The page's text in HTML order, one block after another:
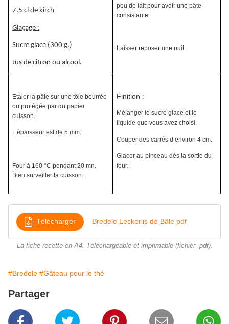
7.5 cl de kirch
Glaçage :
Sucre glace (300 g.)
Jus de citron ou alcool.
peu de lait pour avoir une pâte
consistante.
Laisser reposer une nuit.
Etaler la pâte sur une tôle beurrée
ou protégée par du papier
cuisson.
L’épaisseur est de 5 mm.
Four à 160 °C pendant 20 mn.
Bien surveiller la cuisson.
Finition :
Mélanger le sucre glace et le
liquide que vous avez choisi.
Couper des carrés d’environ 4 cm.
Glacer au pinceau dès la sortie du
four.
Télécharger Bredele Leckerlis de Bâle pdf
La fiche recette en A4. Téléchargeable et imprimable (fichier .pdf).
#Bredele #Gâteau pour le thé
Partager